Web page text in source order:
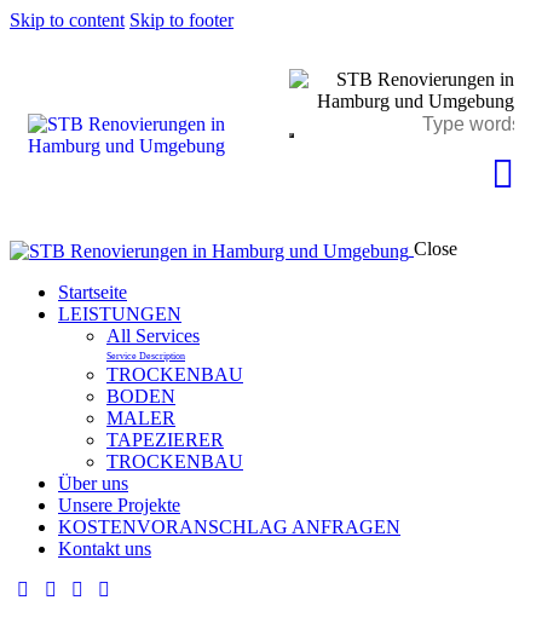
Skip to content Skip to footer
Close
Startseite
LEISTUNGEN
All Services
Service Description
TROCKENBAU
BODEN
MALER
TAPEZIERER
TROCKENBAU
Über uns
Unsere Projekte
KOSTENVORANSCHLAG ANFRAGEN
Kontakt uns